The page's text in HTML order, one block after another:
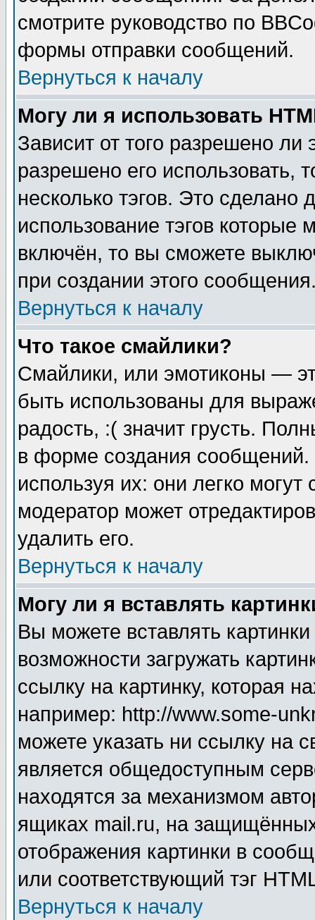
смотрите руководство по
формы отправки сообщений.
Вернуться к началу
Могу ли я использовать
Зависит от того разрешено
разрешено его использовать,
несколько тэгов. Это сделано
использование тэгов
включён, то вы сможете
при создании этого
Вернуться к началу
Что такое смайлики?
Смайлики, или эмотиконы —
быть использованы для
радость, :( значит грусть.
в форме создания сообщений.
используя их: они легко
модератор может
удалить его.
Вернуться к началу
Могу ли я вставлять
Вы можете вставлять
возможности загружать
ссылку на картинку, которая
например: http://www.some-
можете указать ни ссылку на
является общедоступным
находятся за механизмом
ящиках mail.ru, на
отображения картинки в
или соответствующий тэг
Вернуться к началу